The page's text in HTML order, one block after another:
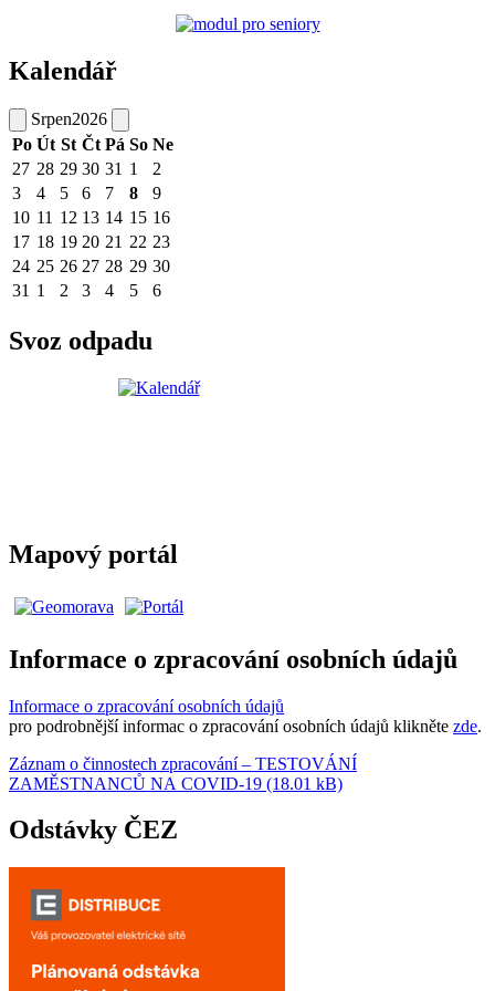
Kalendář
Srpen2026
Po Út St Čt Pá So Ne
27 28 29 30 31 1
2
3
4 5 6 7 8
9
10 11 12 13 14 15 16
17 18 19 20 21 22 23
24 25 26 27 28 29 30
31 1 2 3 4 5 6
Svoz odpadu
Mapový portál
Informace o zpracování osobních údajů
Informace o zpracování osobních údajů
pro podrobnější informac o zpracování osobních údajů klikněte zde.
Záznam o činnostech zpracování – TESTOVÁNÍ
ZAMĚSTNANCŮ NA COVID-19 (18.01 kB)
Odstávky ČEZ